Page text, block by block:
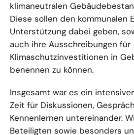
klimaneutralen
Diese sollen den kommunalen
Unterstützung dabei geben,
auch ihre Ausschreibungen für
Klimaschutzinvestitionen in
benennen zu können.
Insgesamt war es ein
Zeit für Diskussionen,
Kennenlernen untereinander.
Beteiligten sowie besonders